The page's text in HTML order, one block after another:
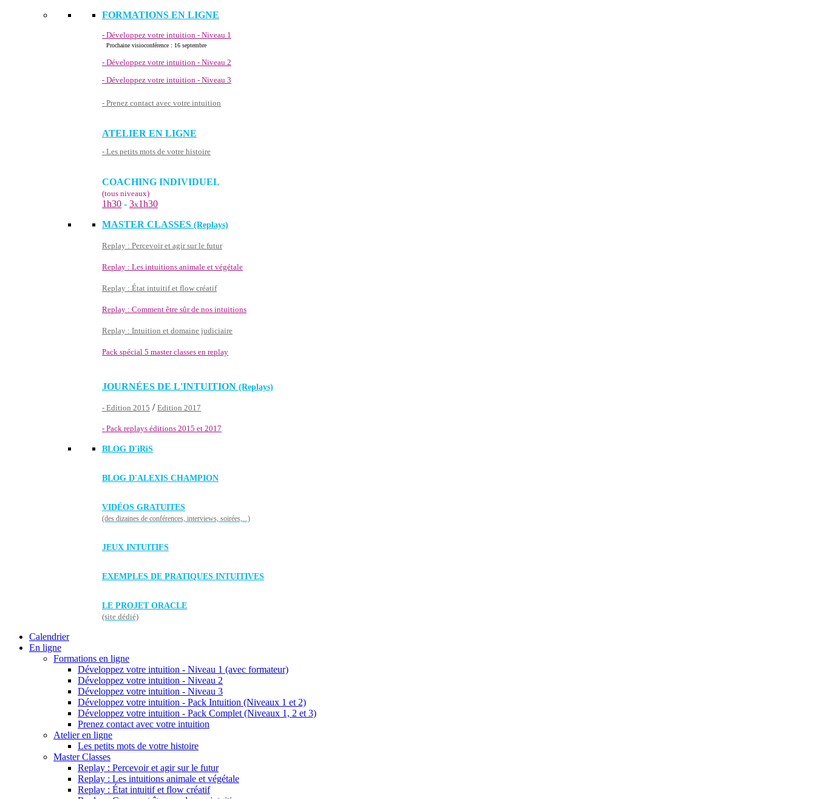
FORMATIONS EN LIGNE
- Développez votre intuition - Niveau 1
Prochaine visioconférence : 16 septembre
- Développez votre intuition - Niveau 2
- Développez votre intuition - Niveau 3
- Prenez contact avec votre intuition
ATELIER EN LIGNE
- Les petits mots de votre histoire
COACHING INDIVIDUEL
(tous niveaux)
1h30 - 3x1h30
MASTER CLASSES (Replays)
Replay : Percevoir et agir sur le futur
Replay : Les intuitions animale et végétale
Replay : État intuitif et flow créatif
Replay : Comment être sûr de nos intuitions
Replay : Intuition et domaine judiciaire
Pack spécial 5 master classes en replay
JOURNÉES DE L'INTUITION (Replays)
- Edition 2015 / Edition 2017
- Pack replays éditions 2015 et 2017
BLOG D'iRiS
BLOG D'ALEXIS CHAMPION
VIDÉOS GRATUITES
(des dizaines de conférences, interviews, soirées,...)
JEUX INTUITIFS
EXEMPLES DE PRATIQUES INTUITIVES
LE PROJET ORACLE
(site dédié)
Calendrier
En ligne
Formations en ligne
Développez votre intuition - Niveau 1 (avec formateur)
Développez votre intuition - Niveau 2
Développez votre intuition - Niveau 3
Développez votre intuition - Pack Intuition (Niveaux 1 et 2)
Développez votre intuition - Pack Complet (Niveaux 1, 2 et 3)
Prenez contact avec votre intuition
Atelier en ligne
Les petits mots de votre histoire
Master Classes
Replay : Percevoir et agir sur le futur
Replay : Les intuitions animale et végétale
Replay : État intuitif et flow créatif